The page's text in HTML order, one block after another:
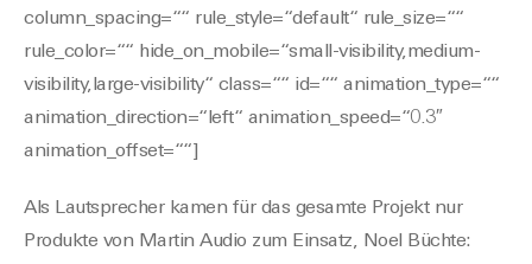
column_spacing=““ rule_style=“default“ rule_size=““
rule_color=““ hide_on_mobile=“small-visibility,medium-
visibility,large-visibility“ class=““ id=““ animation_type=““
animation_direction=“left“ animation_speed=“0.3″
animation_offset=““]
Als Lautsprecher kamen für das gesamte Projekt nur
Produkte von Martin Audio zum Einsatz, Noel Büchte: